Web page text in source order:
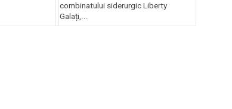
combinatului siderurgic Liberty
Galați,...